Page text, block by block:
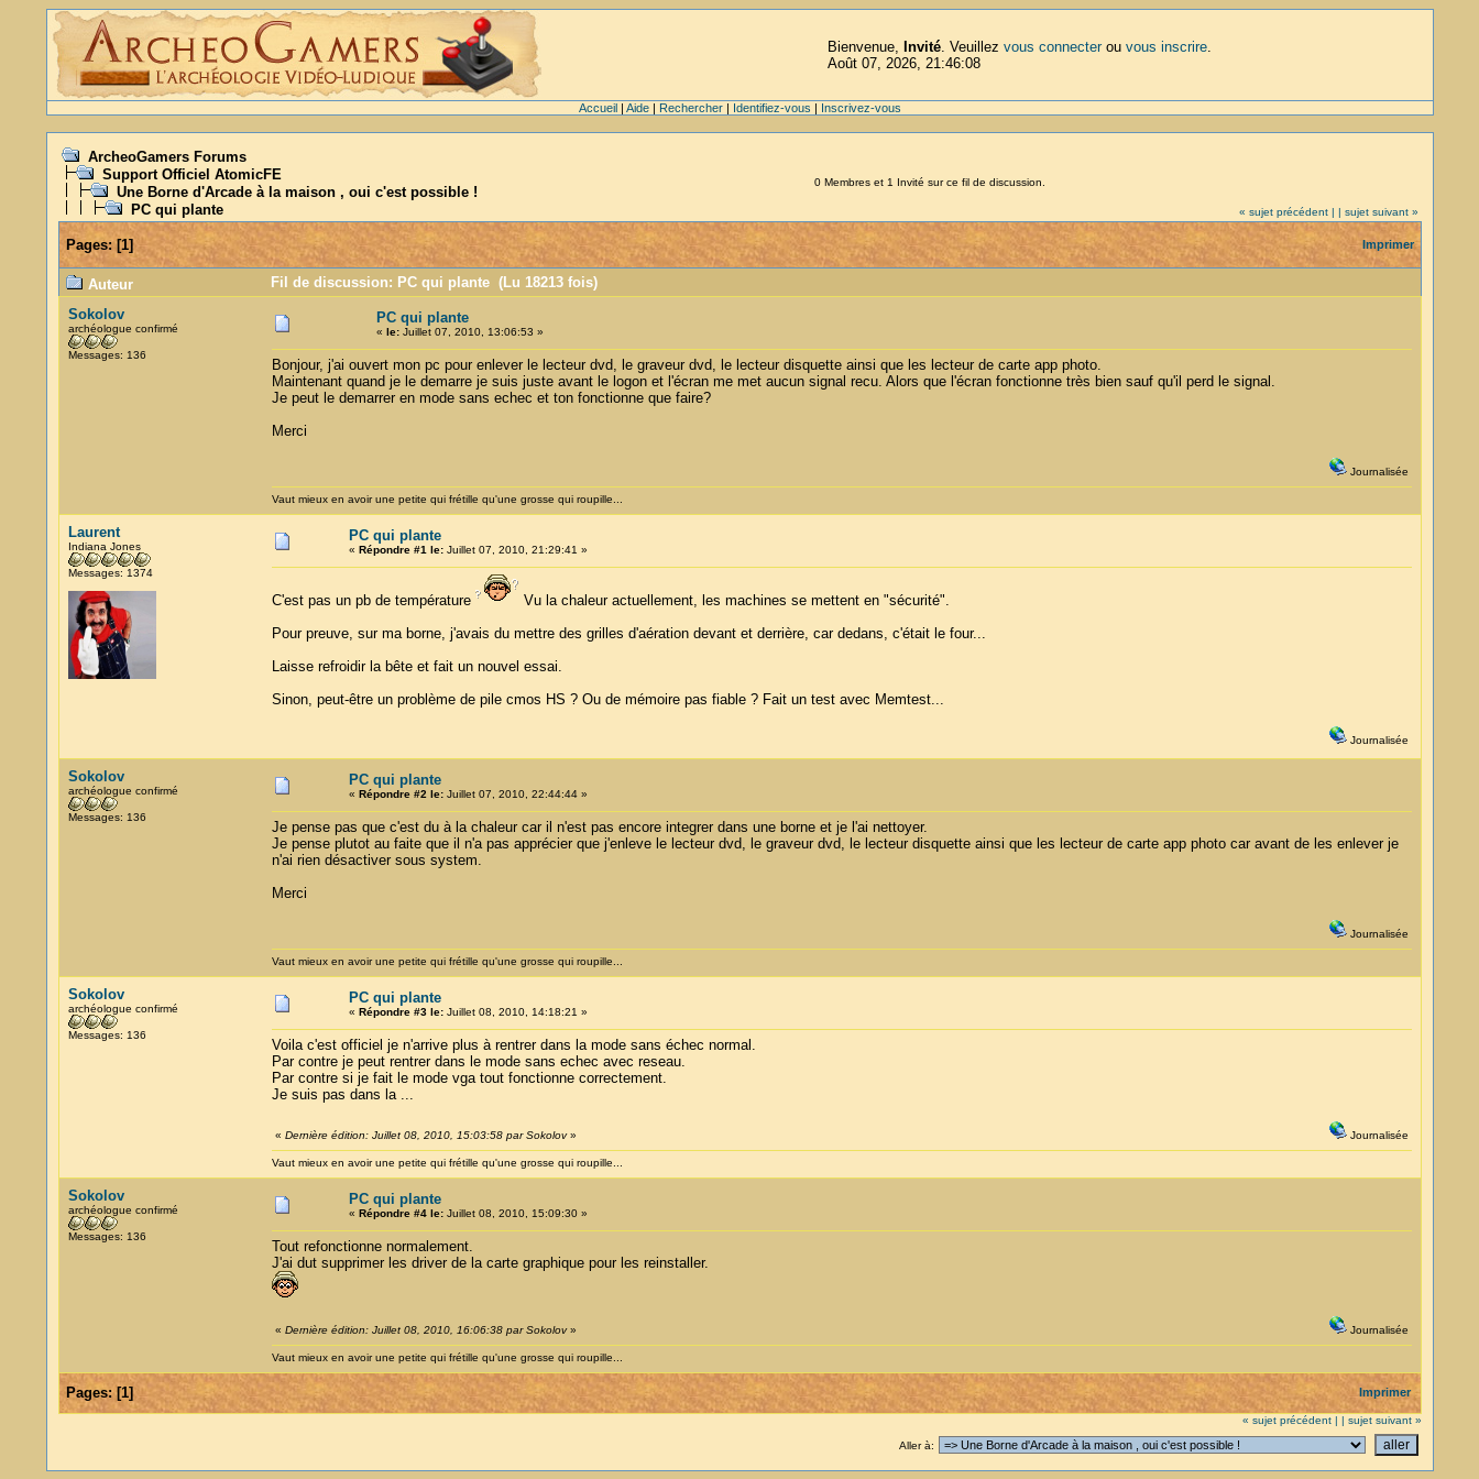
Bienvenue, Invité. Veuillez vous connecterou vous inscrire.
Août 07, 2026, 21:46:08
Accueil| Aide| Rechercher| Identifiez-vous | Inscrivez-vous
ArcheoGamers Forums
Support Officiel AtomicFE
Une Borne d'Arcade à la maison , oui c'est possible !
PC qui plante
0 Membres et 1 Invité sur ce fil de discussion.
« sujet précédent | | sujet suivant »
Pages:[1] Imprimer
Auteur
Fil de discussion: PC qui plante (Lu 18213 fois)
Sokolov
archéologue confirmé
Messages: 136
PC qui plante
« le:Juillet 07, 2010, 13:06:53 »
Bonjour, j'ai ouvert mon pc pour enlever le lecteur dvd, le graveur dvd, le lecteur disquette ainsi que les lecteur de carte app photo.
Maintenant quand je le demarre je suis juste avant le logon et l'écran me met aucun signal recu. Alors que l'écran fonctionne très bien sauf qu'il perd le signal.
Je peut le demarrer en mode sans echec et ton fonctionne que faire?
Merci
Journalisée
Vaut mieux en avoir une petite qui frétille qu'une grosse qui roupille...
Laurent
Indiana Jones
Messages: 1374
PC qui plante
« Répondre #1 le:Juillet 07, 2010, 21:29:41 »
C'est pas un pb de température
Vu la chaleur actuellement, les machines se mettent en "sécurité".
Pour preuve, sur ma borne, j'avais du mettre des grilles d'aération devant et derrière, car dedans, c'était le four...
Laisse refroidir la bête et fait un nouvel essai.
Sinon, peut-être un problème de pile cmos HS ? Ou de mémoire pas fiable ? Fait un test avec Memtest...
Journalisée
Sokolov
archéologue confirmé
Messages: 136
PC qui plante
« Répondre #2 le:Juillet 07, 2010, 22:44:44 »
Je pense pas que c'est du à la chaleur car il n'est pas encore integrer dans une borne et je l'ai nettoyer.
Je pense plutot au faite que il n'a pas apprécier que j'enleve le lecteur dvd, le graveur dvd, le lecteur disquette ainsi que les lecteur de carte app photo car avant de les enlever je
n'ai rien désactiver sous system.
Merci
Journalisée
Vaut mieux en avoir une petite qui frétille qu'une grosse qui roupille...
Sokolov
archéologue confirmé
Messages: 136
PC qui plante
« Répondre #3 le:Juillet 08, 2010, 14:18:21 »
Voila c'est officiel je n'arrive plus à rentrer dans la mode sans échec normal.
Par contre je peut rentrer dans le mode sans echec avec reseau.
Par contre si je fait le mode vga tout fonctionne correctement.
Je suis pas dans la ...
« Dernière édition: Juillet 08, 2010, 15:03:58 par Sokolov» Journalisée
Vaut mieux en avoir une petite qui frétille qu'une grosse qui roupille...
Sokolov
archéologue confirmé
Messages: 136
PC qui plante
« Répondre #4 le:Juillet 08, 2010, 15:09:30 »
Tout refonctionne normalement.
J'ai dut supprimer les driver de la carte graphique pour les reinstaller.
« Dernière édition: Juillet 08, 2010, 16:06:38 par Sokolov» Journalisée
Vaut mieux en avoir une petite qui frétille qu'une grosse qui roupille...
Pages:[1] Imprimer
« sujet précédent | | sujet suivant »
Aller à: